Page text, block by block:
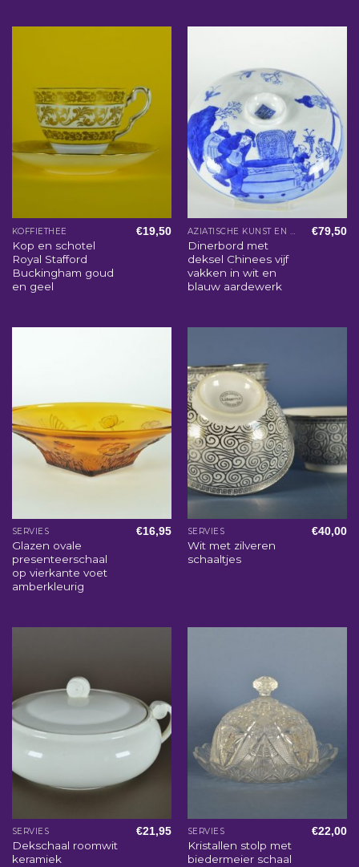
KOFFIETHEE
Kop en schotel
Royal Stafford
Buckingham goud
en geel
€19,50 AZIATISCHE KUNST EN WOONACCESSOIRES
Dinerbord met
deksel Chinees vijf
vakken in wit en
blauw aardewerk
€79,50
SERVIES
Glazen ovale
presenteerschaal
op vierkante voet
amberkleurig
€16,95 SERVIES
Wit met zilveren
schaaltjes
€40,00
SERVIES
Dekschaal roomwit
keramiek
€21,95 SERVIES
Kristallen stolp met
biedermeier schaal
€22,00